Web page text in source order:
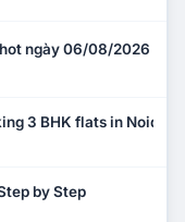
ngày 06/08/2026
3 BHK flats in Noida?
by Step